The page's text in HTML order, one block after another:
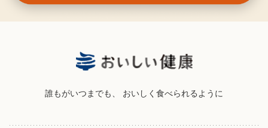
誰もがいつまでも、 おいしく食べられるように